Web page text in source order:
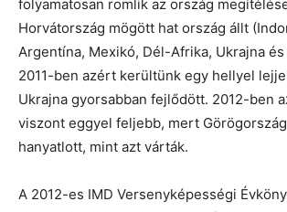
folyamatosan romlik az ország
Horvátország mögött hat ország állt
Argentína, Mexikó, Dél-Afrika, Ukrajna és
2011-ben azért kerültünk egy hellyel
Ukrajna gyorsabban fejlődött. 2012-ben
viszont eggyel feljebb, mert
hanyatlott, mint azt várták.
A 2012-es IMD Versenyképességi